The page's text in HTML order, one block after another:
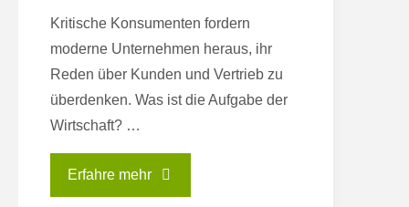
Kritische Konsumenten fordern
moderne Unternehmen heraus, ihr
Reden über Kunden und Vertrieb zu
überdenken. Was ist die Aufgabe der
Wirtschaft? …
Erfahre mehr"Praxisbeispiel